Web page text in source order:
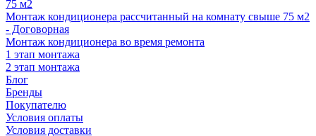
75 м2
Монтаж кондиционера рассчитанный на комнату свыше 75 м2
- Договорная
Монтаж кондиционера во время ремонта
1 этап монтажа
2 этап монтажа
Блог
Бренды
Покупателю
Условия оплаты
Условия доставки